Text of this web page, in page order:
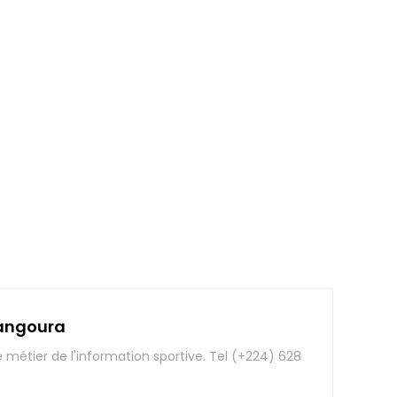
métier de l'information sportive. Tel (+224) 628